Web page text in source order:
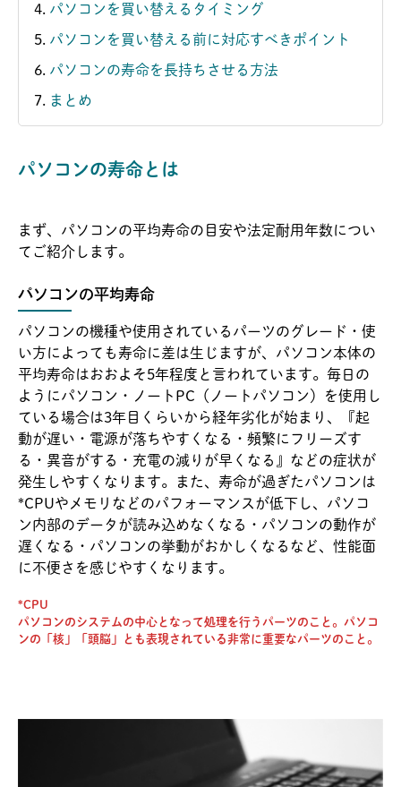
パソコンを買い替えるタイミング
パソコンを買い替える前に対応すべきポイント
パソコンの寿命を長持ちさせる方法
まとめ
パソコンの寿命とは
まず、パソコンの平均寿命の目安や法定耐用年数につい
てご紹介します。
パソコンの平均寿命
パソコンの機種や使用されているパーツのグレード・使
い方によっても寿命に差は生じますが、パソコン本体の
平均寿命はおおよそ5年程度と言われています。毎日の
ようにパソコン・ノートPC（ノートパソコン）を使用し
ている場合は3年目くらいから経年劣化が始まり、『起
動が遅い・電源が落ちやすくなる・頻繁にフリーズす
る・異音がする・充電の減りが早くなる』などの症状が
発生しやすくなります。また、寿命が過ぎたパソコンは
*CPUやメモリなどのパフォーマンスが低下し、パソコ
ン内部のデータが読み込めなくなる・パソコンの動作が
遅くなる・パソコンの挙動がおかしくなるなど、性能面
に不便さを感じやすくなります。
*CPU
パソコンのシステムの中心となって処理を行うパーツのこと。パソコ
ンの「核」「頭脳」とも表現されている非常に重要なパーツのこと。